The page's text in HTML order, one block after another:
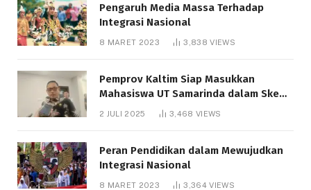
Pengaruh Media Massa Terhadap
Integrasi Nasional
8 MARET 2023 3,838VIEWS
Pemprov Kaltim Siap Masukkan
Mahasiswa UT Samarinda dalam Skema
Bantuan Pendidikan Gratispol
2 JULI 2025 3,468 VIEWS
Peran Pendidikan dalam Mewujudkan
Integrasi Nasional
8 MARET 2023 3,364VIEWS